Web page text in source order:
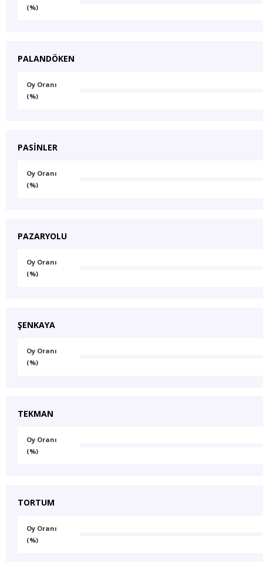
(%)
PALANDÖKEN
Oy Oranı
(%)
PASİNLER
Oy Oranı
(%)
PAZARYOLU
Oy Oranı
(%)
ŞENKAYA
Oy Oranı
(%)
TEKMAN
Oy Oranı
(%)
TORTUM
Oy Oranı
(%)